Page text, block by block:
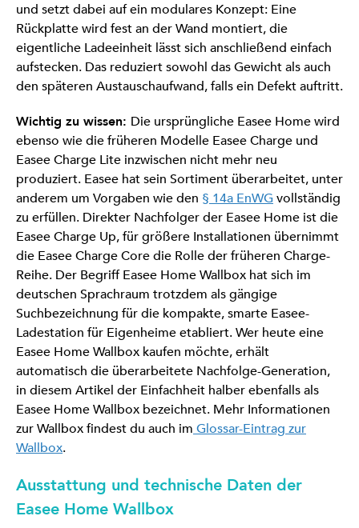
und setzt dabei auf ein modulares Konzept: Eine
Rückplatte wird fest an der Wand montiert, die
eigentliche Ladeeinheit lässt sich anschließend einfach
aufstecken. Das reduziert sowohl das Gewicht als auch
den späteren Austauschaufwand, falls ein Defekt auftritt.
Wichtig zu wissen: Die ursprüngliche Easee Home wird
ebenso wie die früheren Modelle Easee Charge und
Easee Charge Lite inzwischen nicht mehr neu
produziert. Easee hat sein Sortiment überarbeitet, unter
anderem um Vorgaben wie den § 14a EnWGvollständig
zu erfüllen. Direkter Nachfolger der Easee Home ist die
Easee Charge Up, für größere Installationen übernimmt
die Easee Charge Core die Rolle der früheren Charge-
Reihe. Der Begriff Easee Home Wallbox hat sich im
deutschen Sprachraum trotzdem als gängige
Suchbezeichnung für die kompakte, smarte Easee-
Ladestation für Eigenheime etabliert. Wer heute eine
Easee Home Wallbox kaufen möchte, erhält
automatisch die überarbeitete Nachfolge-Generation,
in diesem Artikel der Einfachheit halber ebenfalls als
Easee Home Wallbox bezeichnet. Mehr Informationen
zur Wallbox findest du auch im Glossar-Eintrag zur
Wallbox.
Ausstattung und technische Daten der
Easee Home Wallbox